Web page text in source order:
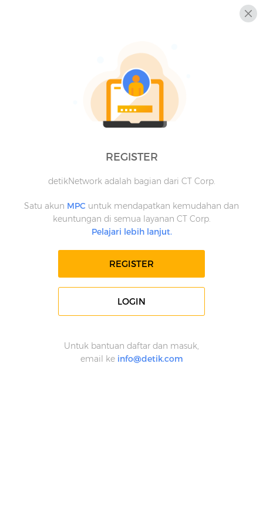
REGISTER
detikNetwork adalah bagian dari CT Corp.
Satu akun MPC untuk mendapatkan kemudahan dan
keuntungan di semua layanan CT Corp.
Pelajari lebih lanjut.
REGISTER
LOGIN
Untuk bantuan daftar dan masuk,
email ke info@detik.com